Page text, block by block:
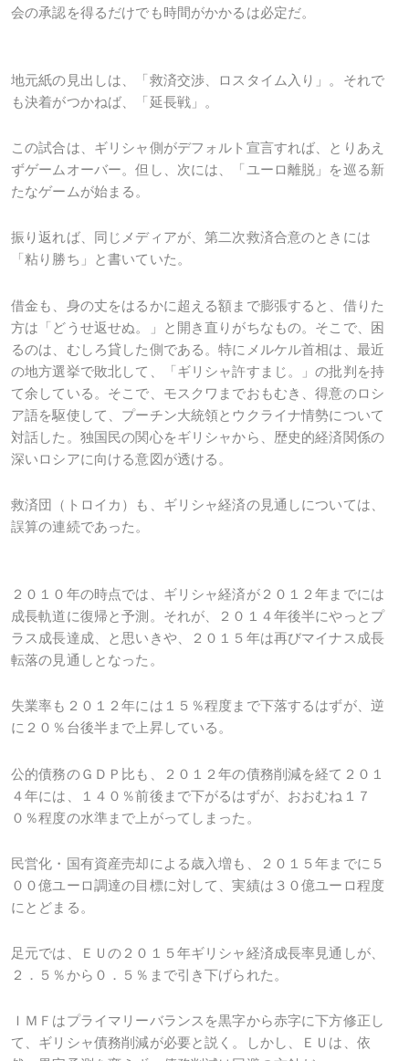
会の承認を得るだけでも時間がかかるは必定だ。
地元紙の見出しは、「救済交渉、ロスタイム入り」。それで
も決着がつかねば、「延長戦」。
この試合は、ギリシャ側がデフォルト宣言すれば、とりあえ
ずゲームオーバー。但し、次には、「ユーロ離脱」を巡る新
たなゲームが始まる。
振り返れば、同じメディアが、第二次救済合意のときには
「粘り勝ち」と書いていた。
借金も、身の丈をはるかに超える額まで膨張すると、借りた
方は「どうせ返せぬ。」と開き直りがちなもの。そこで、困
るのは、むしろ貸した側である。特にメルケル首相は、最近
の地方選挙で敗北して、「ギリシャ許すまじ。」の批判を持
て余している。そこで、モスクワまでおもむき、得意のロシ
ア語を駆使して、プーチン大統領とウクライナ情勢について
対話した。独国民の関心をギリシャから、歴史的経済関係の
深いロシアに向ける意図が透ける。
救済団（トロイカ）も、ギリシャ経済の見通しについては、
誤算の連続であった。
２０１０年の時点では、ギリシャ経済が２０１２年までには
成長軌道に復帰と予測。それが、２０１４年後半にやっとプ
ラス成長達成、と思いきや、２０１５年は再びマイナス成長
転落の見通しとなった。
失業率も２０１２年には１５％程度まで下落するはずが、逆
に２０％台後半まで上昇している。
公的債務のＧＤＰ比も、２０１２年の債務削減を経て２０１
４年には、１４０％前後まで下がるはずが、おおむね１７
０％程度の水準まで上がってしまった。
民営化・国有資産売却による歳入増も、２０１５年までに５
００億ユーロ調達の目標に対して、実績は３０億ユーロ程度
にとどまる。
足元では、ＥＵの２０１５年ギリシャ経済成長率見通しが、
２．５％から０．５％まで引き下げられた。
ＩＭＦはプライマリーバランスを黒字から赤字に下方修正し
て、ギリシャ債務削減が必要と説く。しかし、ＥＵは、依